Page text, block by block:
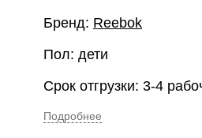
Бренд: Reebok
Пол: дети
Срок отгрузки: 3-4
Подробнее